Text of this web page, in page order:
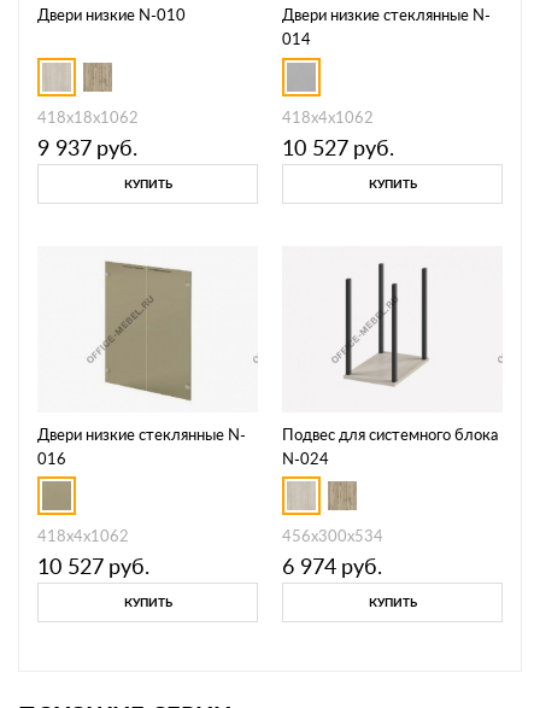
Двери низкие N-010
418х18х1062
9 937 руб.
КУПИТЬ
Двери низкие стеклянные N-
014
418х4х1062
10 527 руб.
КУПИТЬ
Двери низкие стеклянные N-
016
418х4х1062
10 527 руб.
КУПИТЬ
Подвес для системного блока
N-024
456х300х534
6 974 руб.
КУПИТЬ